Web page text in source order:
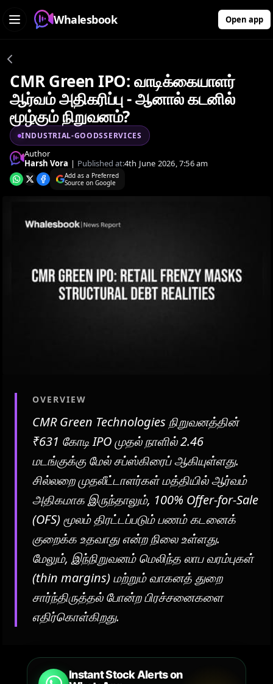
Whalesbook Open app
CMR Green IPO: வாடிக்கையாளர்
ஆர்வம் அதிகரிப்பு - ஆனால் கடனில்
மூழ்கும் நிறுவனம்?
INDUSTRIAL-GOODSSERVICES
Author
Harsh Vora | Published at:4th June 2026, 7:56 am
Add as a Preferred
Source on Google
OVERVIEW
CMR Green Technologies நிறுவனத்தின்
₹631 கோடி IPO முதல் நாளில் 2.46
மடங்குக்கு மேல் சப்ஸ்கிரைப் ஆகியுள்ளது.
சில்லறை முதலீட்டாளர்கள் மத்தியில் ஆர்வம்
அதிகமாக இருந்தாலும், 100% Offer-for-Sale
(OFS) மூலம் திரட்டப்படும் பணம் கடனைக்
குறைக்க உதவாது என்ற நிலை உள்ளது.
மேலும், இந்நிறுவனம் மெலிந்த லாப வரம்புகள்
(thin margins) மற்றும் வாகனத் துறை
சார்ந்திருத்தல் போன்ற பிரச்சனைகளை
எதிர்கொள்கிறது.
Instant Stock Alerts on